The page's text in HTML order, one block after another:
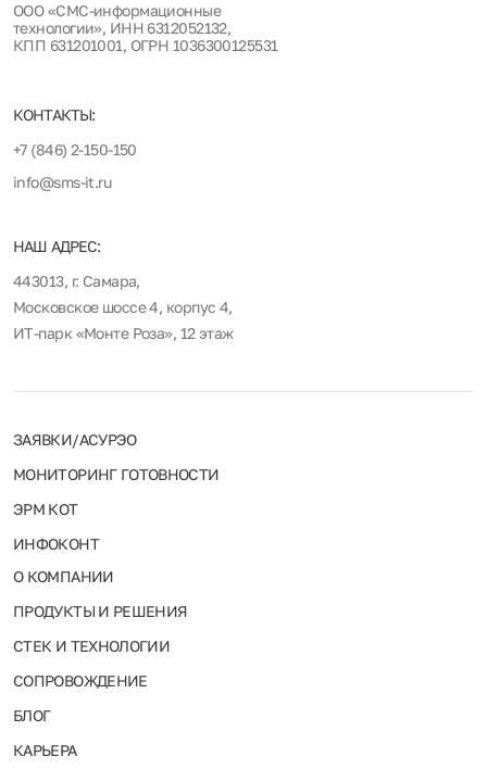
ООО «СМС-информационные
технологии», ИНН 6312052132,
КПП 631201001, ОГРН 1036300125531
КОНТАКТЫ:
+7 (846) 2-150-150
info@sms-it.ru
НАШ АДРЕС:
443013, г. Самара,
Московское шоссе 4, корпус 4,
ИТ-парк «Монте Роза», 12 этаж
ЗАЯВКИ/АСУРЭО
МОНИТОРИНГ ГОТОВНОСТИ
ЭРМ КОТ
ИНФОКОНТ
О КОМПАНИИ
ПРОДУКТЫ И РЕШЕНИЯ
СТЕК И ТЕХНОЛОГИИ
СОПРОВОЖДЕНИЕ
БЛОГ
КАРЬЕРА